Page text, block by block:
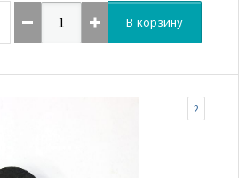
В корзину
2